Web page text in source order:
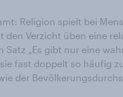
Religion spielt bei
den Verzicht üben eine
Satz „Es gibt nur eine
fast doppelt so häufig
der